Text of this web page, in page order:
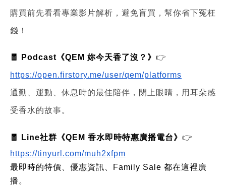
購買前先看看專業影片解析，避免盲買，幫你省下冤枉
錢！
🧧 Podcast《QEM 妳今天香了沒？》 👉
https://open.firstory.me/user/qem/platforms
通勤、運動、休息時的最佳陪伴，閉上眼睛，用耳朵感
受香水的故事。
🧧 Line社群《QEM 香水即時特惠廣播電台》 👉
https://tinyurl.com/muh2xfpm
最即時的特價、優惠資訊、Family Sale 都在這裡廣
播。